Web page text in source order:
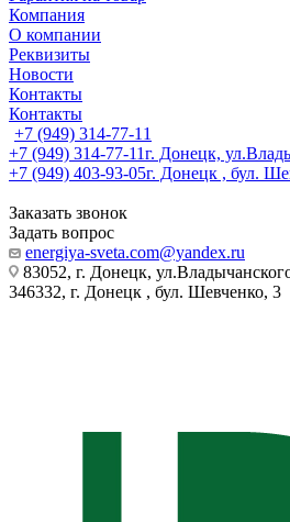
Компания
О компании
Реквизиты
Новости
Контакты
Контакты
+7 (949) 314-77-11
+7 (949) 314-77-11г. Донецк,
+7 (949) 403-93-05г. Донецк , бул.
Заказать звонок
Задать вопрос
energiya-sveta.com@yandex.ru
83052, г. Донецк,
346332, г. Донецк , бул. Шевченко, 3